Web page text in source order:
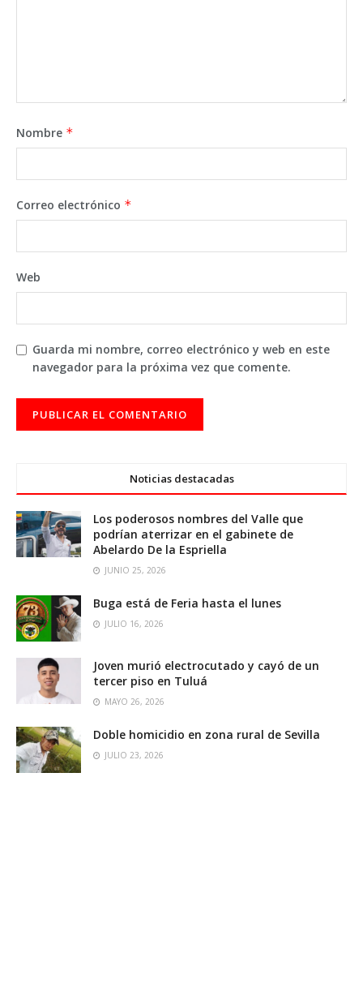
Nombre *
Correo electrónico *
Web
Guarda mi nombre, correo electrónico y web en este
navegador para la próxima vez que comente.
Noticias destacadas
Los poderosos nombres del Valle que
podrían aterrizar en el gabinete de
Abelardo De la Espriella
JUNIO 25, 2026
Buga está de Feria hasta el lunes
JULIO 16, 2026
Joven murió electrocutado y cayó de un
tercer piso en Tuluá
MAYO 26, 2026
Doble homicidio en zona rural de Sevilla
JULIO 23, 2026